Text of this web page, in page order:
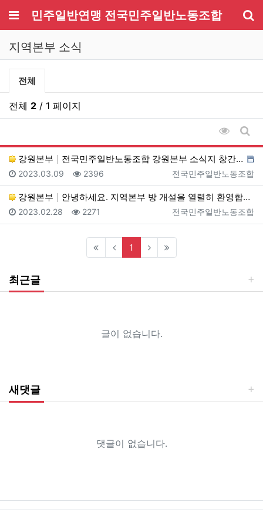
메뉴민주일반연맹 전국민주일반노동조합
지역본부 소식
지역본부 소식 분류 목록
전체
전체 2 / 1 페이지
조회순
게
강원본부
전국민주일반노동조합 강원본부 소식지 창간준비 5호
등록자
전국민주일반노동조합
등록일
2023.03.09 조회
2396
강원본부 안녕하세요. 지역본부 방 개설을 열렬히 환영합니다.
등록자
전국민주일반노동조합
등록일
2023.02.28 조회
2271
1 (current)
최근글
글이 없습니다.
새댓글
댓글이 없습니다.